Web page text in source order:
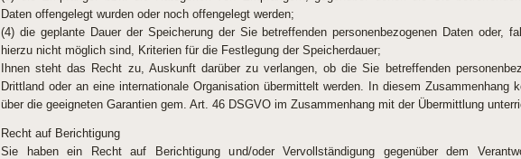
Daten offengelegt wurden oder noch offengelegt werden;
(4) die geplante Dauer der Speicherung der Sie betreffenden personenbezogenen Daten oder,
hierzu nicht möglich sind, Kriterien für die Festlegung der Speicherdauer;
Ihnen steht das Recht zu, Auskunft darüber zu verlangen, ob die Sie betreffenden
Drittland oder an eine internationale Organisation übermittelt werden. In diesem Zusammenhang
über die geeigneten Garantien gem. Art. 46 DSGVO im Zusammenhang mit der Übermittlung
Recht auf Berichtigung
Sie haben ein Recht auf Berichtigung und/oder Vervollständigung gegenüber dem